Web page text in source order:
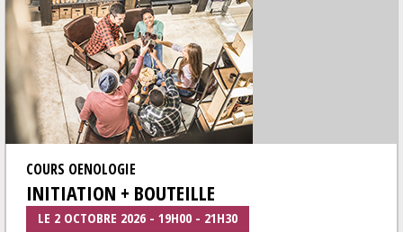
COURS OENOLOGIE
INITIATION + BOUTEILLE
LE 2 OCTOBRE 2026 - 19H00 - 21H30